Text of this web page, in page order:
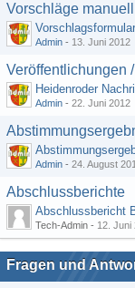
Vorschläge manuell
Vorschlagsformular
Admin - 13. Juni 2012
Veröffentlichungen
Heidenroder
Admin - 22. Juni 2012
Admin - 24. August
Abschlussberichte
Abschlussbericht
Tech-Admin - 12. Juni
Fragen und